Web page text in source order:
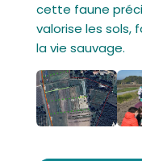
cette faune
valorise les sols,
la vie sauvage.